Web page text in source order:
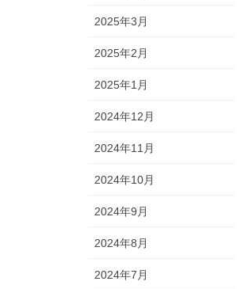
2025年3月
2025年2月
2025年1月
2024年12月
2024年11月
2024年10月
2024年9月
2024年8月
2024年7月